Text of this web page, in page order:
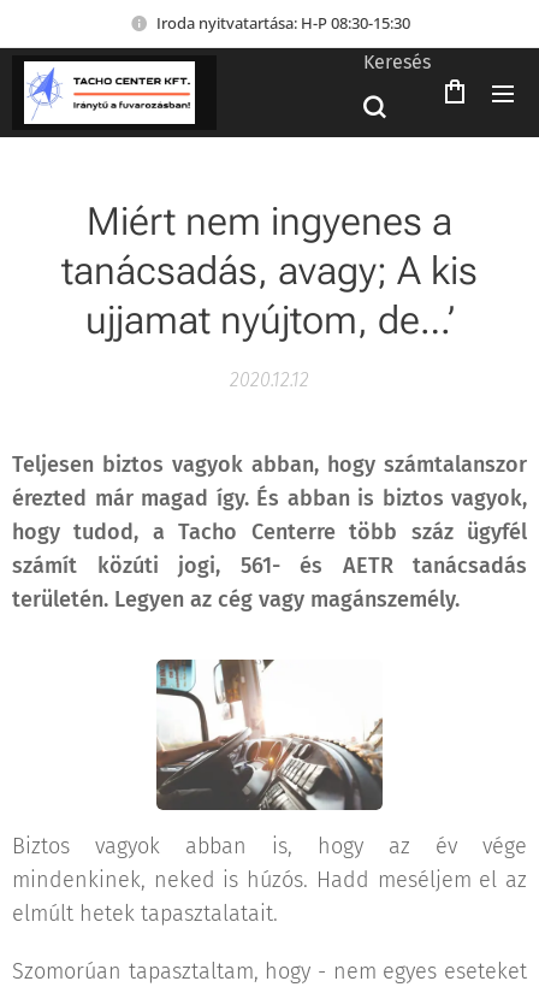
Iroda nyitvatartása: H-P 08:30-15:30
Keresés
Miért nem ingyenes a
tanácsadás, avagy; A kis
ujjamat nyújtom, de…’
2020.12.12
Teljesen biztos vagyok abban, hogy számtalanszor
érezted már magad így. És abban is biztos vagyok,
hogy tudod, a Tacho Centerre több száz ügyfél
számít közúti jogi, 561- és AETR tanácsadás
területén. Legyen az cég vagy magánszemély.
Biztos vagyok abban is, hogy az év vége
mindenkinek, neked is húzós. Hadd meséljem el az
elmúlt hetek tapasztalatait.
Szomorúan tapasztaltam, hogy - nem egyes eseteket